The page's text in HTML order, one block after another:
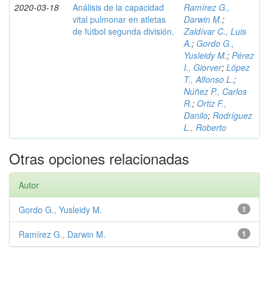
2020-03-18
Análisis de la capacidad
vital pulmonar en atletas
de fútbol segunda división.
Ramírez G.,
Darwin M.;
Zaldívar C., Luis
A.; Gordo G.,
Yusleidy M.; Pérez
I., Giorver; López
T., Alfonso L.;
Núñez P., Carlos
R.; Ortiz F.,
Danilo; Rodríguez
L., Roberto
Otras opciones relacionadas
Autor
1
Gordo G., Yusleidy M.
1
Ramírez G., Darwin M.